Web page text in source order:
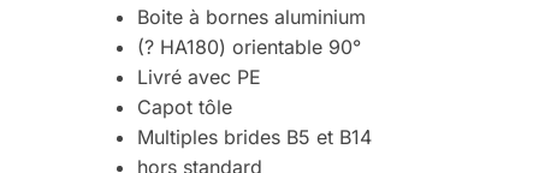
Boite à bornes aluminium
(? HA180) orientable 90°
Livré avec PE
Capot tôle
Multiples brides B5 et B14
hors standard